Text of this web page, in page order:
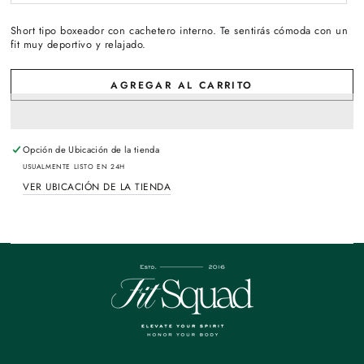
disponible
Short tipo boxeador con cachetero interno. Te sentirás cómoda con un
fit muy deportivo y relajado.
AGREGAR AL CARRITO
Opción deUbicación de la tienda
USUALMENTE LISTO EN 24H
VER UBICACIÓN DE LA TIENDA